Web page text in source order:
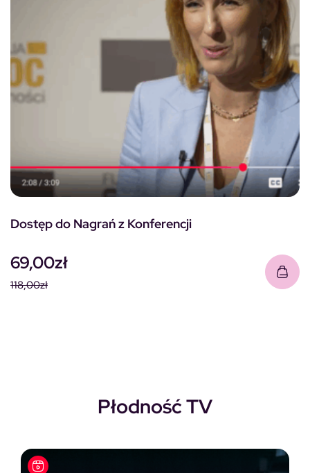
Dostęp do Nagrań z Konferencji
118,00zł
69,00zł
Płodność TV